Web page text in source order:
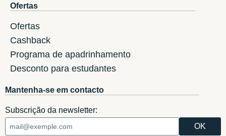
Ofertas
Ofertas
Cashback
Programa de apadrinhamento
Desconto para estudantes
Mantenha-se em contacto
Subscrição da newsletter: